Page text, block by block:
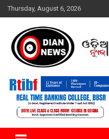
Skip
to
Thursday, August 6, 2026
ଓଡିଆନ୍ ନ୍ୟୁଜ